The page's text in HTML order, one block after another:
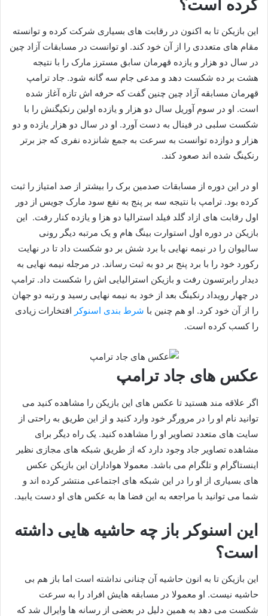
کرده است؟
این بازیکن تا به اکنون در رقابت های بسیاری شرکت کرده و توانسته
مقام های متعددی را از آن خود کند. او توانست در مسابقات آزاد چین
در سال دو هزار و یازده قهرمان سابق مسترز مارک را با نتیجه
هشت بر ده شکست دهد و مدعی جام سه گانه شود. جاد ترامپ
قهرمان مسابقه آزاد چین چنین گفت که حرفه اش تازه آغاز شده
است. او در سوم آوریل سال دو هزار و یازده اولین رنکیگنش را با
شکست سلبی در فینال به دست آورد. او در سال دو هزار یازده و دو
هزار و دوازده توانست به سرعت به جمع شانزده نفری که جز برتر
رنکینگ شده اند صعود کند.
او در این دوره از مسابقات صدمین برک را بیشتر از صد امتیاز را ثبت
کرده بود. ترامپ با نتیجه سه بر پنج به نفع سود مارک جویس از دور
اول رقابت های ازاد گلد فیلد استرالیا دو هزا و یازده کنار رفت. این
بازیکن در دوره اول استوارت بینگ هام و یک مرتبه دیگر رونی
سالیوان را در نیمه نهایی با برد شش بر دو شکست داد تا در نهایت
رکورد خود را با برد پنج بر دو به ثبت رساند. در مرجله نیمه نهایی به
دیدار رابرتسون رفت و بازیکن استرالیایی اش را شکست داد. ترامپ
در چهار رویداد رنکینگ بعد از خود به نیمه نهایی رسید و رتبه دو جهان
را از آن خود کرد. او هم چنین با شرط بندی اسنوکر افتخارات زیادی
را کسب کرده است.
عکس های جاد ترامپ
اگر علاقه مند هستید تا عکس های این بازیکن را مشاهده کنید می
توانید نام او را در مرورگر خود وارد کنید و از این طریق به راحتی از
سایت های متعدد تصاویر او را مشاهده کنید. یک راه دیگر برای
مشاهده تصاویر جاد وجود دارد که از طریق شبکه های مجازی نظیر
اینستاگرام و تلگرام می باشد. معمولا هواداران این بازیکن عکس
های بسیاری از او را در این شبکه های اجتماعی منتشر کرده اند و
شما می توانید با مراجعه به این فضا ها به عکس های او دست یابید.
این اسنوکر باز چه حاشیه هایی داشته
است؟
این بازیکن تا به انون حاشیه آن چنانی نداشته است اما باز هم بی
حاشیه نیست. او معمولا در مسابقه هایش افراد را به سرعت
شکست می دهد به همین دلیل در بعضی از رسانه ها وایرال شد که